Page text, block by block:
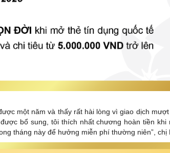
một năm và thấy rất hài lòng vì giao dịch
bổ sung, tôi thích nhất chương hoàn tiền khi
tháng này để hưởng miễn phí thường niên”, chị